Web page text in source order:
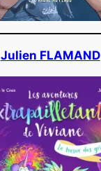
Julien FLAMAND